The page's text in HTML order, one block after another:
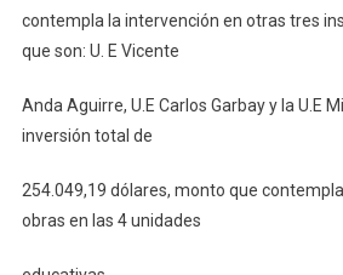
contempla la intervención en otras tres
que son: U. E Vicente
Anda Aguirre, U.E Carlos Garbay y la U.E
inversión total de
254.049,19 dólares, monto que
obras en las 4 unidades